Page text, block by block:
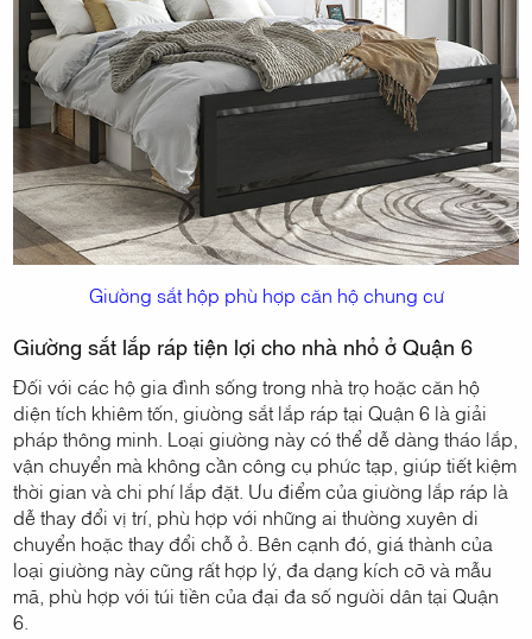
Giường sắt hộp phù hợp căn hộ chung cư
Giường sắt lắp ráp tiện lợi cho nhà nhỏ ở Quận 6
Đối với các hộ gia đình sống trong nhà trọ hoặc căn hộ
diện tích khiêm tốn, giường sắt lắp ráp tại Quận 6 là giải
pháp thông minh. Loại giường này có thể dễ dàng tháo lắp,
vận chuyển mà không cần công cụ phức tạp, giúp tiết kiệm
thời gian và chi phí lắp đặt. Ưu điểm của giường lắp ráp là
dễ thay đổi vị trí, phù hợp với những ai thường xuyên di
chuyển hoặc thay đổi chỗ ở. Bên cạnh đó, giá thành của
loại giường này cũng rất hợp lý, đa dạng kích cỡ và mẫu
mã, phù hợp với túi tiền của đại đa số người dân tại Quận
6.